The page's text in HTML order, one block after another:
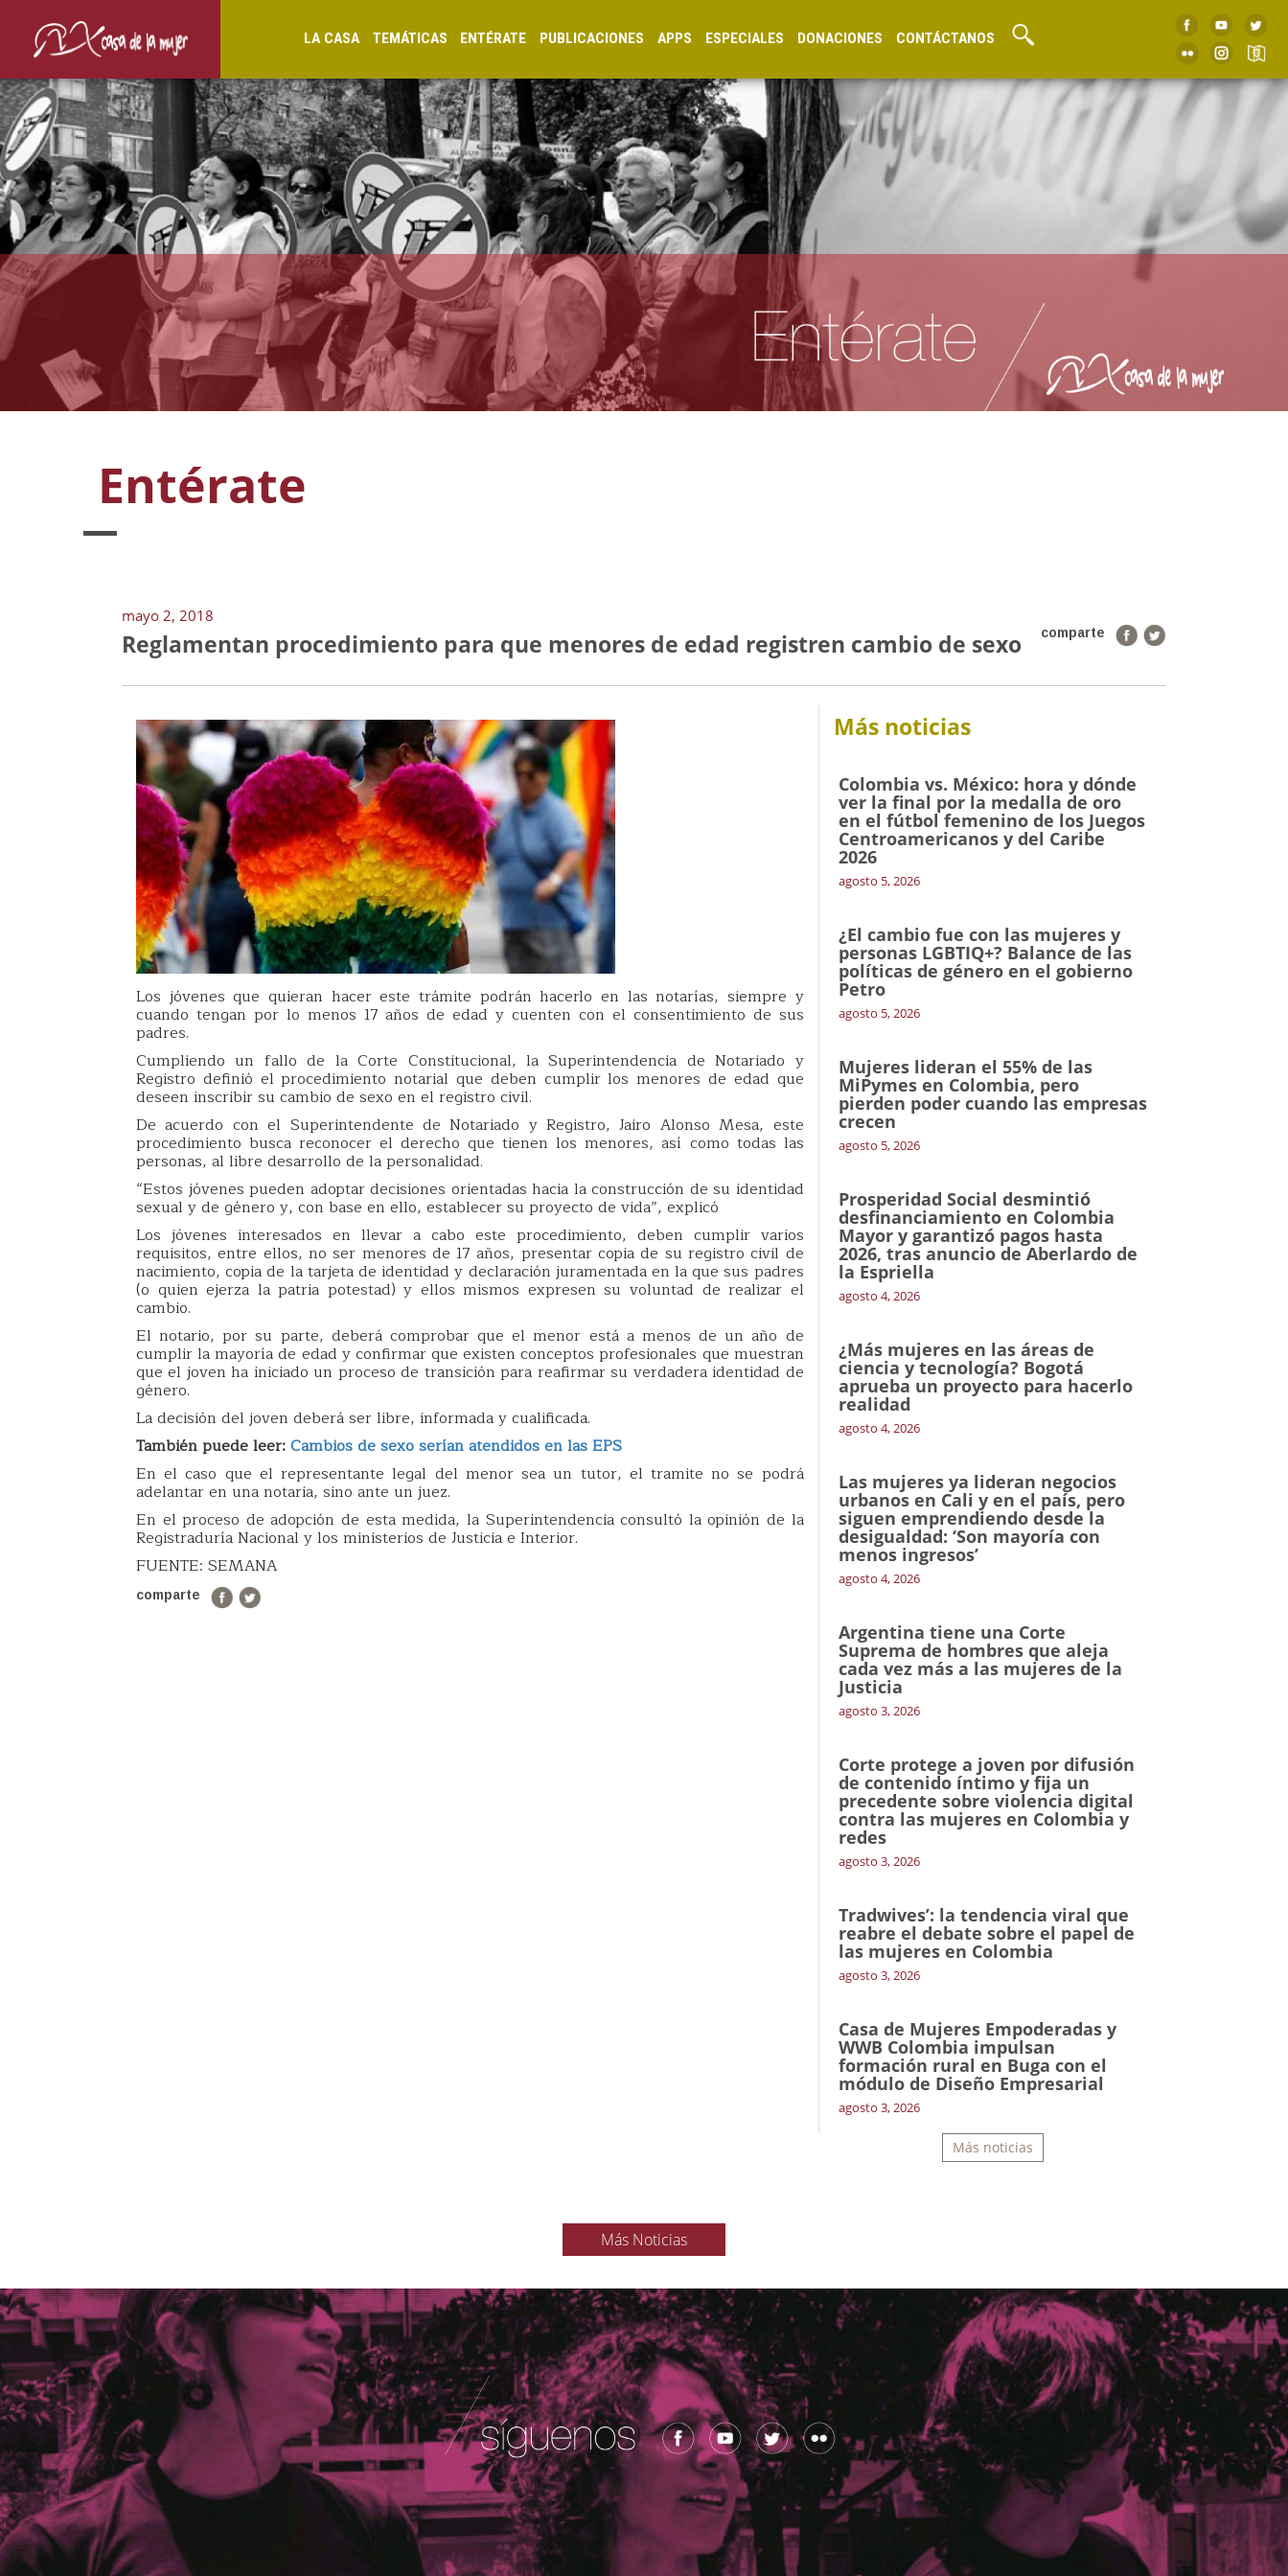
LA CASA TEMÁTICAS ENTÉRATE PUBLICACIONES APPS ESPECIALES DONACIONES CONTÁCTANOS
Entérate
mayo 2, 2018
comparte
Reglamentan procedimiento para que menores de edad registren cambio de sexo
Los jóvenes que quieran hacer este trámite podrán hacerlo en las notarías, siempre y
cuando tengan por lo menos 17 años de edad y cuenten con el consentimiento de sus
padres.
Cumpliendo un fallo de la Corte Constitucional, la Superintendencia de Notariado y
Registro definió el procedimiento notarial que deben cumplir los menores de edad que
deseen inscribir su cambio de sexo en el registro civil.
De acuerdo con el Superintendente de Notariado y Registro, Jairo Alonso Mesa, este
procedimiento busca reconocer el derecho que tienen los menores, así como todas las
personas, al libre desarrollo de la personalidad.
“Estos jóvenes pueden adoptar decisiones orientadas hacia la construcción de su identidad
sexual y de género y, con base en ello, establecer su proyecto de vida”, explicó
Los jóvenes interesados en llevar a cabo este procedimiento, deben cumplir varios
requisitos, entre ellos, no ser menores de 17 años, presentar copia de su registro civil de
nacimiento, copia de la tarjeta de identidad y declaración juramentada en la que sus padres
(o quien ejerza la patria potestad) y ellos mismos expresen su voluntad de realizar el
cambio.
El notario, por su parte, deberá comprobar que el menor está a menos de un año de
cumplir la mayoría de edad y confirmar que existen conceptos profesionales que muestran
que el joven ha iniciado un proceso de transición para reafirmar su verdadera identidad de
género.
La decisión del joven deberá ser libre, informada y cualificada.
También puede leer:Cambios de sexo serían atendidos en las EPS
En el caso que el representante legal del menor sea un tutor, el tramite no se podrá
adelantar en una notaria, sino ante un juez.
En el proceso de adopción de esta medida, la Superintendencia consultó la opinión de la
Registraduría Nacional y los ministerios de Justicia e Interior.
FUENTE: SEMANA
comparte
Más noticias
Colombia vs. México: hora y dónde
ver la final por la medalla de oro
en el fútbol femenino de los Juegos
Centroamericanos y del Caribe
2026
agosto 5, 2026
¿El cambio fue con las mujeres y
personas LGBTIQ+? Balance de las
políticas de género en el gobierno
Petro
agosto 5, 2026
Mujeres lideran el 55% de las
MiPymes en Colombia, pero
pierden poder cuando las empresas
crecen
agosto 5, 2026
Prosperidad Social desmintió
desfinanciamiento en Colombia
Mayor y garantizó pagos hasta
2026, tras anuncio de Aberlardo de
la Espriella
agosto 4, 2026
¿Más mujeres en las áreas de
ciencia y tecnología? Bogotá
aprueba un proyecto para hacerlo
realidad
agosto 4, 2026
Las mujeres ya lideran negocios
urbanos en Cali y en el país, pero
siguen emprendiendo desde la
desigualdad: ‘Son mayoría con
menos ingresos’
agosto 4, 2026
Argentina tiene una Corte
Suprema de hombres que aleja
cada vez más a las mujeres de la
Justicia
agosto 3, 2026
Corte protege a joven por difusión
de contenido íntimo y fija un
precedente sobre violencia digital
contra las mujeres en Colombia y
redes
agosto 3, 2026
Tradwives’: la tendencia viral que
reabre el debate sobre el papel de
las mujeres en Colombia
agosto 3, 2026
Casa de Mujeres Empoderadas y
WWB Colombia impulsan
formación rural en Buga con el
módulo de Diseño Empresarial
agosto 3, 2026
Más noticias
Más Noticias